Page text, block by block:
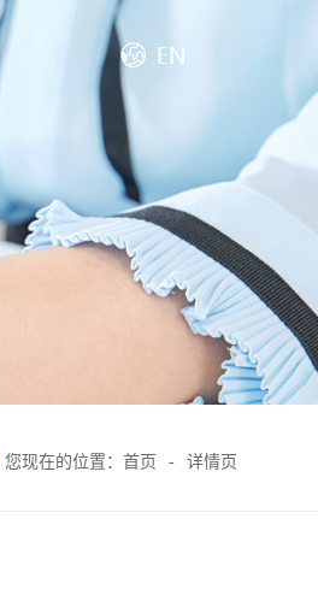
您现在的位置： 首页 - 详情页